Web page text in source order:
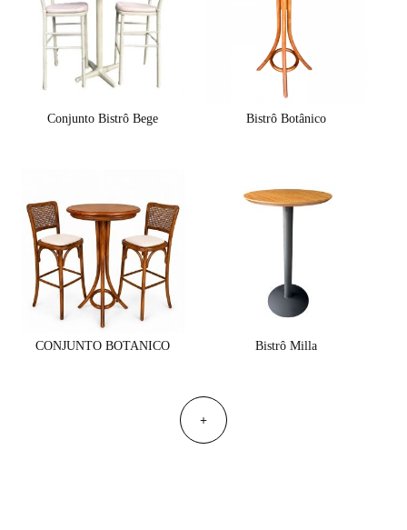
Conjunto Bistrô Bege Bistrô Botânico
CONJUNTO BOTANICO Bistrô Milla
+